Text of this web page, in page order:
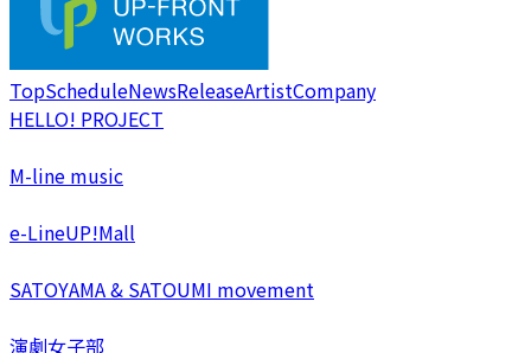
TopScheduleNewsReleaseArtistCompany
HELLO! PROJECT
M-line music
e-LineUP!Mall
SATOYAMA & SATOUMI movement
演劇女子部